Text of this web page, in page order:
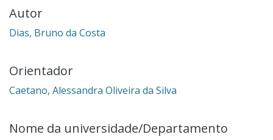
Autor
Dias, Bruno da Costa
Orientador
Caetano, Alessandra Oliveira da Silva
Nome da universidade/Departamento